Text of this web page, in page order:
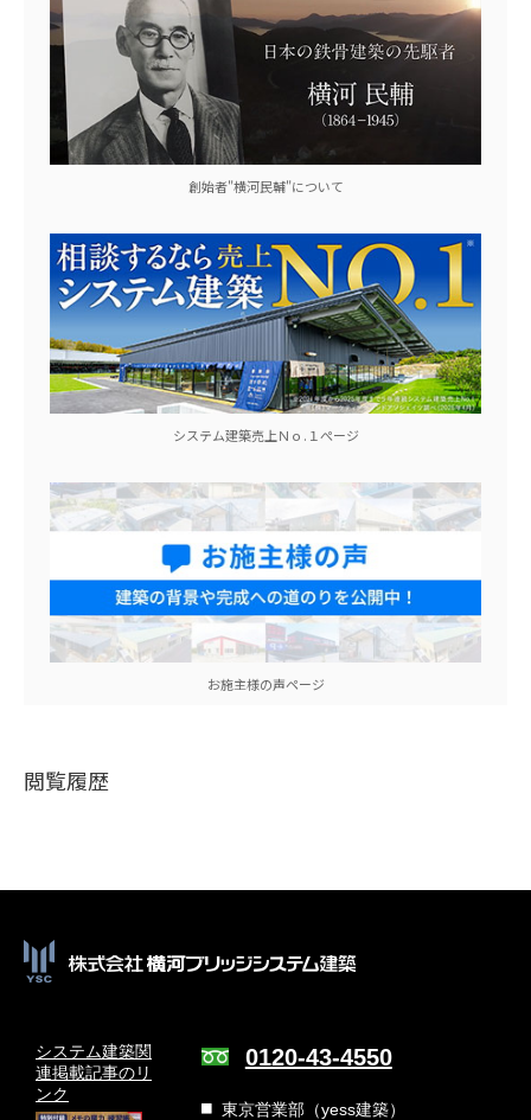
創始者"横河民輔"について
システム建築売上Ｎｏ.１ぺージ
お施主様の声ページ
閲覧履歴
システム建築関
連掲載記事のリ
ンク
0120-43-4550
東京営業部（yess建築）